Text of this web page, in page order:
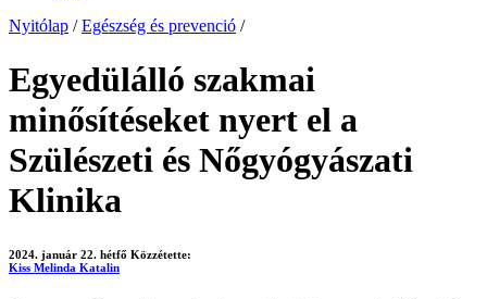
Nyitólap / Egészség és prevenció /
Egyedülálló szakmai
minősítéseket nyert el a
Szülészeti és Nőgyógyászati
Klinika
2024. január 22. hétfő Közzétette:
Kiss Melinda Katalin